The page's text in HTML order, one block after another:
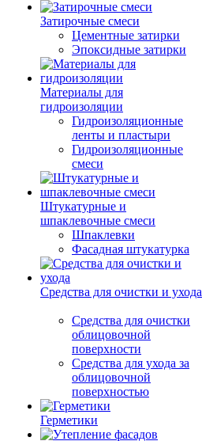
Затирочные смеси
Цементные затирки
Эпоксидные затирки
Материалы для
гидроизоляции
Гидроизоляционные
ленты и пластыри
Гидроизоляционные
смеси
Штукатурные и
шпаклевочные смеси
Шпаклевки
Фасадная штукатурка
Средства для очистки и ухода
Средства для очистки
облицовочной
поверхности
Средства для ухода за
облицовочной
поверхностью
Герметики